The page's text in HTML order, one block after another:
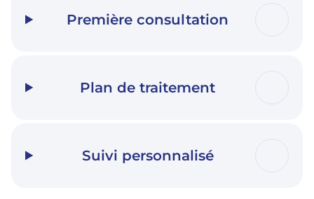
Première consultation
Plan de traitement
Suivi personnalisé